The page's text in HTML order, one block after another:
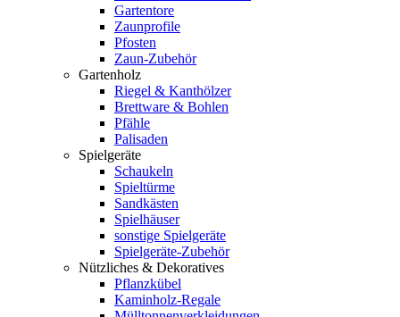
Gartentore
Zaunprofile
Pfosten
Zaun-Zubehör
Gartenholz
Riegel & Kanthölzer
Brettware & Bohlen
Pfähle
Palisaden
Spielgeräte
Schaukeln
Spieltürme
Sandkästen
Spielhäuser
sonstige Spielgeräte
Spielgeräte-Zubehör
Nützliches & Dekoratives
Pflanzkübel
Kaminholz-Regale